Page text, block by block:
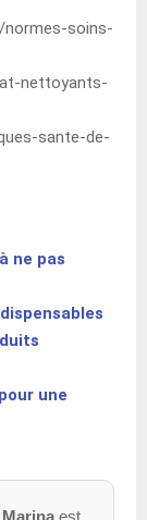
normes-soins-
nettoyants-
sante-de-
ne pas
une
est